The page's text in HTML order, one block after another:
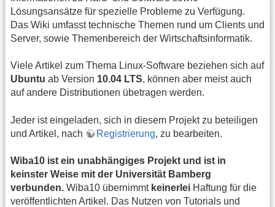
Lösungsansätze für spezielle Probleme zu Verfügung.
Das Wiki umfasst technische Themen rund um Clients und
Server, sowie Themenbereich der Wirtschaftsinformatik.
Viele Artikel zum Thema Linux-Software beziehen sich auf
Ubuntu ab Version 10.04 LTS, können aber meist auch
auf andere Distributionen übetragen werden.
Jeder ist eingeladen, sich in diesem Projekt zu beteiligen
und Artikel, nach
Registrierung, zu bearbeiten.
Wiba10 ist ein unabhängiges Projekt und ist in
keinster Weise mit der Universität Bamberg
verbunden. Wiba10 übernimmt keinerlei Haftung für die
veröffentlichten Artikel. Das Nutzen von Tutorials und